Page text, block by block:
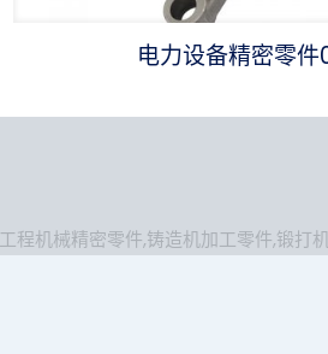
电力设备精密零件
工程机械精密零件,铸造机加工零件,锻打